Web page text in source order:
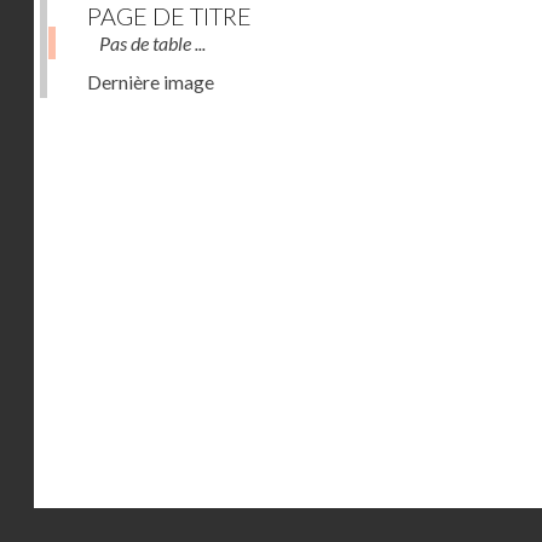
PAGE DE TITRE
Pas de table ...
Dernière image